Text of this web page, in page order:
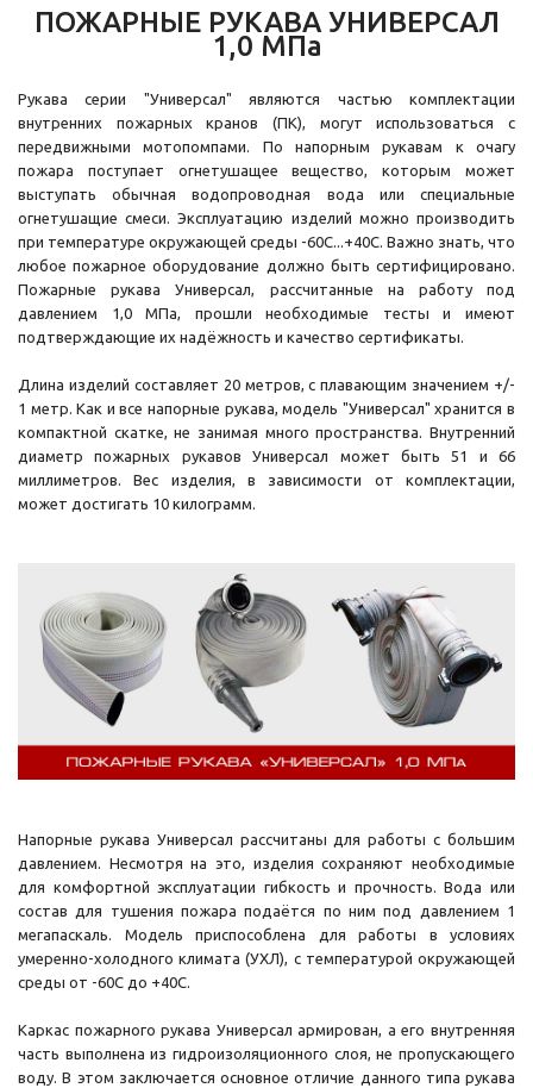
ПОЖАРНЫЕ РУКАВА УНИВЕРСАЛ
1,0 МПа
Рукава серии "Универсал" являются частью комплектации
внутренних пожарных кранов (ПК), могут использоваться с
передвижными мотопомпами. По напорным рукавам к очагу
пожара поступает огнетушащее вещество, которым может
выступать обычная водопроводная вода или специальные
огнетушащие смеси. Эксплуатацию изделий можно производить
при температуре окружающей среды -60C...+40C. Важно знать, что
любое пожарное оборудование должно быть сертифицировано.
Пожарные рукава Универсал, рассчитанные на работу под
давлением 1,0 МПа, прошли необходимые тесты и имеют
подтверждающие их надёжность и качество сертификаты.
Длина изделий составляет 20 метров, с плавающим значением +/-
1 метр. Как и все напорные рукава, модель "Универсал" хранится в
компактной скатке, не занимая много пространства. Внутренний
диаметр пожарных рукавов Универсал может быть 51 и 66
миллиметров. Вес изделия, в зависимости от комплектации,
может достигать 10 килограмм.
Напорные рукава Универсал рассчитаны для работы с большим
давлением. Несмотря на это, изделия сохраняют необходимые
для комфортной эксплуатации гибкость и прочность. Вода или
состав для тушения пожара подаётся по ним под давлением 1
мегапаскаль. Модель приспособлена для работы в условиях
умеренно-холодного климата (УХЛ), с температурой окружающей
среды от -60C до +40C.
Каркас пожарного рукава Универсал армирован, а его внутренняя
часть выполнена из гидроизоляционного слоя, не пропускающего
воду. В этом заключается основное отличие данного типа рукава